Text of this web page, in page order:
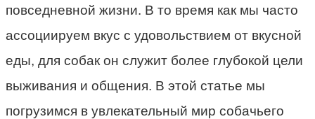
повседневной жизни. В то время как мы часто
ассоциируем вкус с удовольствием от вкусной
еды, для собак он служит более глубокой цели
выживания и общения. В этой статье мы
погрузимся в увлекательный мир собачьего